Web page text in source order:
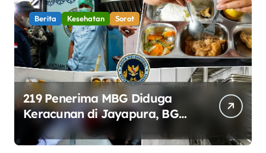
Berita Kesehatan Sorot
219 Penerima MBG Diduga
Keracunan di Jayapura, BGN
Perketat Pengawasan
Keamanan Pangan